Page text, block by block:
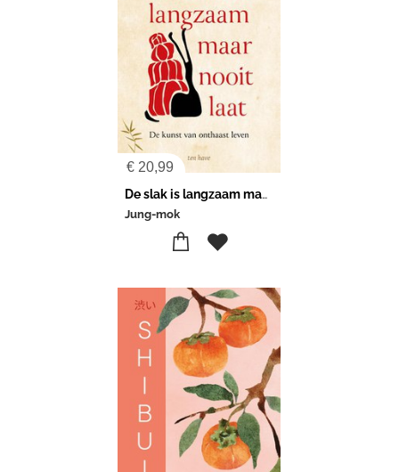
€ 20,99
De slak is langzaam maar nooit laat
Jung-mok